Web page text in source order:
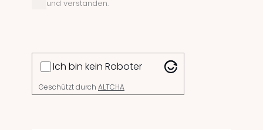
und verstanden.
Ich bin kein Roboter
Geschützt durch ALTCHA